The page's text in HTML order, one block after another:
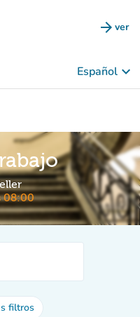
arrow_forward ver
Español keyboard_arrow_down
08:00
filtros